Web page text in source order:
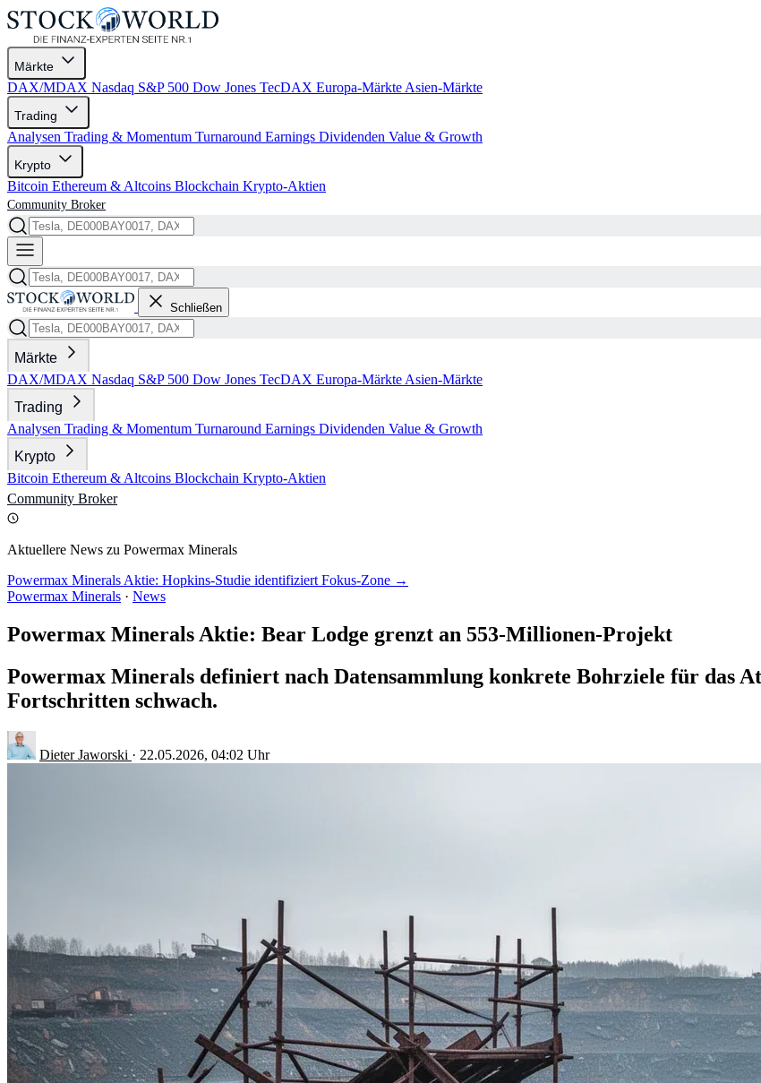
Märkte
DAX/MDAX Nasdaq S&P 500 Dow Jones TecDAX Europa-Märkte Asien-Märkte
Trading
Analysen Trading & Momentum Turnaround Earnings Dividenden Value & Growth
Krypto
Bitcoin Ethereum & Altcoins Blockchain Krypto-Aktien
Community Broker
Schließen
Märkte
DAX/MDAX Nasdaq S&P 500 Dow Jones TecDAX Europa-Märkte Asien-Märkte
Trading
Analysen Trading & Momentum Turnaround Earnings Dividenden Value & Growth
Krypto
Bitcoin Ethereum & Altcoins Blockchain Krypto-Aktien
Community Broker
Aktuellere News zu Powermax Minerals
Powermax Minerals Aktie: Hopkins-Studie identifiziert Fokus-Zone →
Powermax Minerals · News
Powermax Minerals Aktie: Bear Lodge grenzt an 553-Millionen-Projekt
Powermax Minerals definiert nach Datensammlung konkrete Bohrziele für das
Fortschritten schwach.
Dieter Jaworski · 22.05.2026, 04:02 Uhr